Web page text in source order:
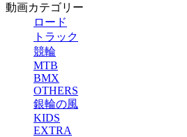
動画カテゴリー
ロード
トラック
競輪
MTB
BMX
OTHERS
銀輪の風
KIDS
EXTRA